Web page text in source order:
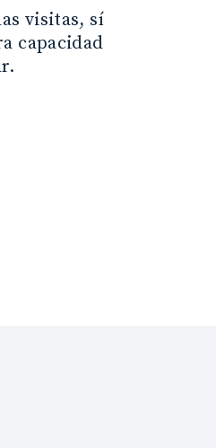
visitas, sí
capacidad